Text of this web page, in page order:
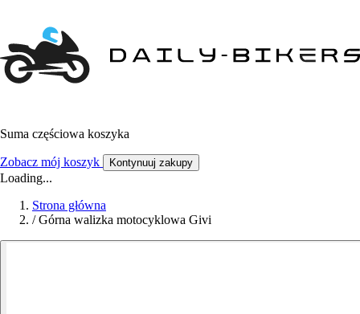
Suma częściowa koszyka
Zobacz mój koszyk Kontynuuj zakupy
Loading...
Strona główna
/ Górna walizka motocyklowa Givi